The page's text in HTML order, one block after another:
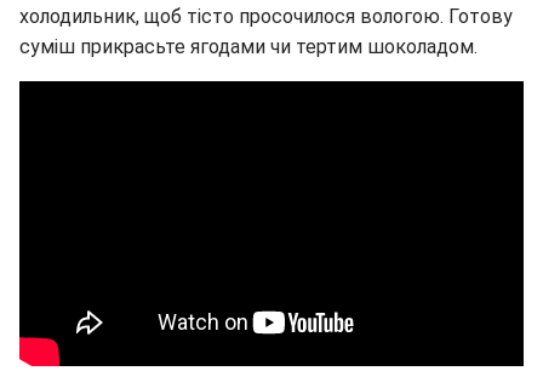
холодильник, щоб тісто просочилося вологою. Готову
суміш прикрасьте ягодами чи тертим шоколадом.